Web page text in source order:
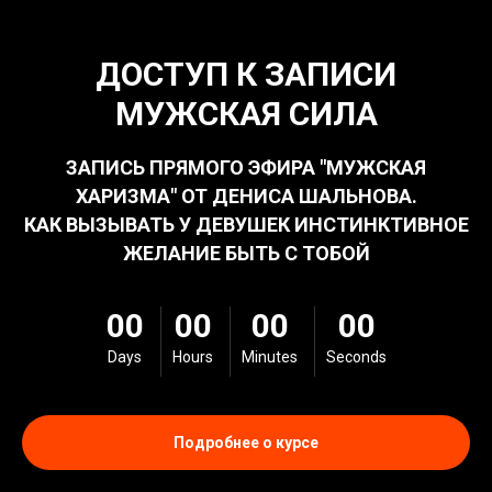
ДОСТУП К ЗАПИСИ
МУЖСКАЯ СИЛА
ЗАПИСЬ ПРЯМОГО ЭФИРА "МУЖСКАЯ
ХАРИЗМА" ОТ ДЕНИСА ШАЛЬНОВА.
КАК ВЫЗЫВАТЬ У ДЕВУШЕК ИНСТИНКТИВНОЕ
ЖЕЛАНИЕ БЫТЬ С ТОБОЙ
00
Days
00
Hours
00
Minutes
00
Seconds
Подробнее о курсе